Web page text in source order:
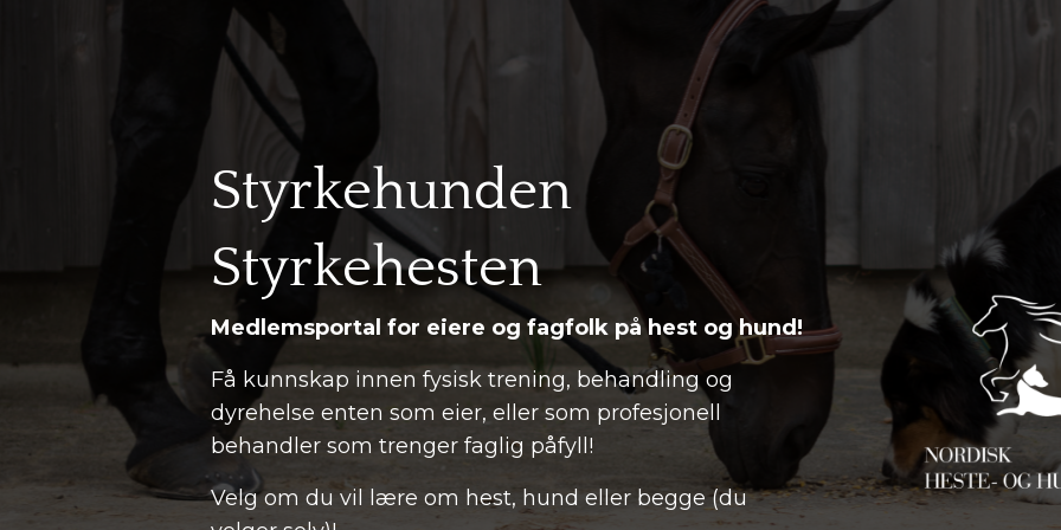
Styrkehunden
Styrkehesten
Medlemsportal for eiere og fagfolk på hest og hund!
Få kunnskap innen fysisk trening, behandling og
dyrehelse enten som eier, eller som profesjonell
behandler som trenger faglig påfyll!
Velg om du vil lære om hest, hund eller begge (du